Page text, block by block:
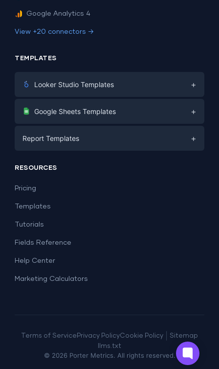
Google Analytics 4
View +20 connectors →
TEMPLATES
Looker Studio Templates +
Digital Marketing
PPC
SEO
Lead Generation
Facebook Ads
Google Sheets Templates +
Social Media
Report Templates +
Dashboard Examples
RESOURCES
Pricing
Templates
Tutorials
Fields Reference
Help Center
Marketing Calculators
Terms of Service Privacy PolicyCookie Policy
Sitemap
llms.txt
© 2026 Porter Metrics. All rights reserved.